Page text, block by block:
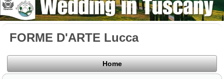
FORME D'ARTE Lucca
Home